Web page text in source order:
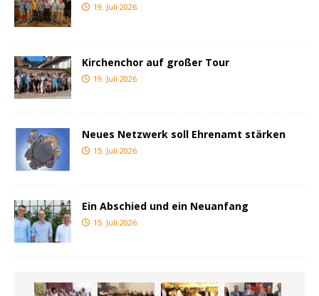
19. Juli 2026
Kirchenchor auf großer Tour
19. Juli 2026
Neues Netzwerk soll Ehrenamt stärken
15. Juli 2026
Ein Abschied und ein Neuanfang
15. Juli 2026